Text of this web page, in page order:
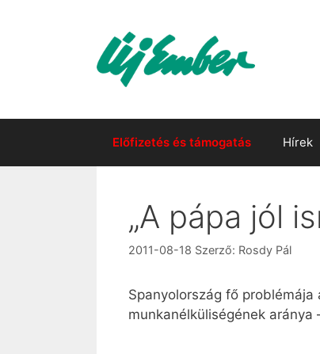
Előfizetés és támogatás Hírek
„A pápa jól
2011-08-18 Szerző: Rosdy Pál
Spanyolország fő
munkanélküliségének aránya